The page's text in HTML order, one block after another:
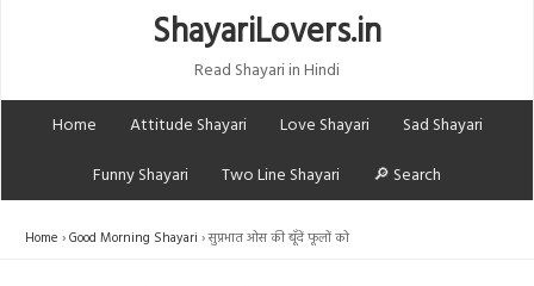
ShayariLovers.in
Read Shayari in Hindi
Home
Attitude Shayari Love Shayari
Sad Shayari
Funny Shayari
Two Line Shayari 🔎 Search
Home Good Morning Shayari सुप्रभात ओस की बूँदें फूलों को